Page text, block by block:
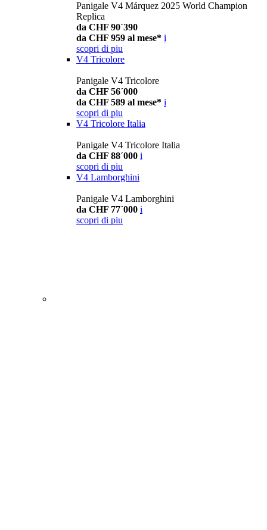
Panigale V4 Márquez 2025 World Champion
Replica
da CHF 90´390
da CHF 959 al mese* i
scopri di piu
V4 Tricolore
Panigale V4 Tricolore
da CHF 56´000
da CHF 589 al mese* i
scopri di piu
V4 Tricolore Italia
Panigale V4 Tricolore Italia
da CHF 88´000 i
scopri di piu
V4 Lamborghini
Panigale V4 Lamborghini
da CHF 77´000 i
scopri di piu